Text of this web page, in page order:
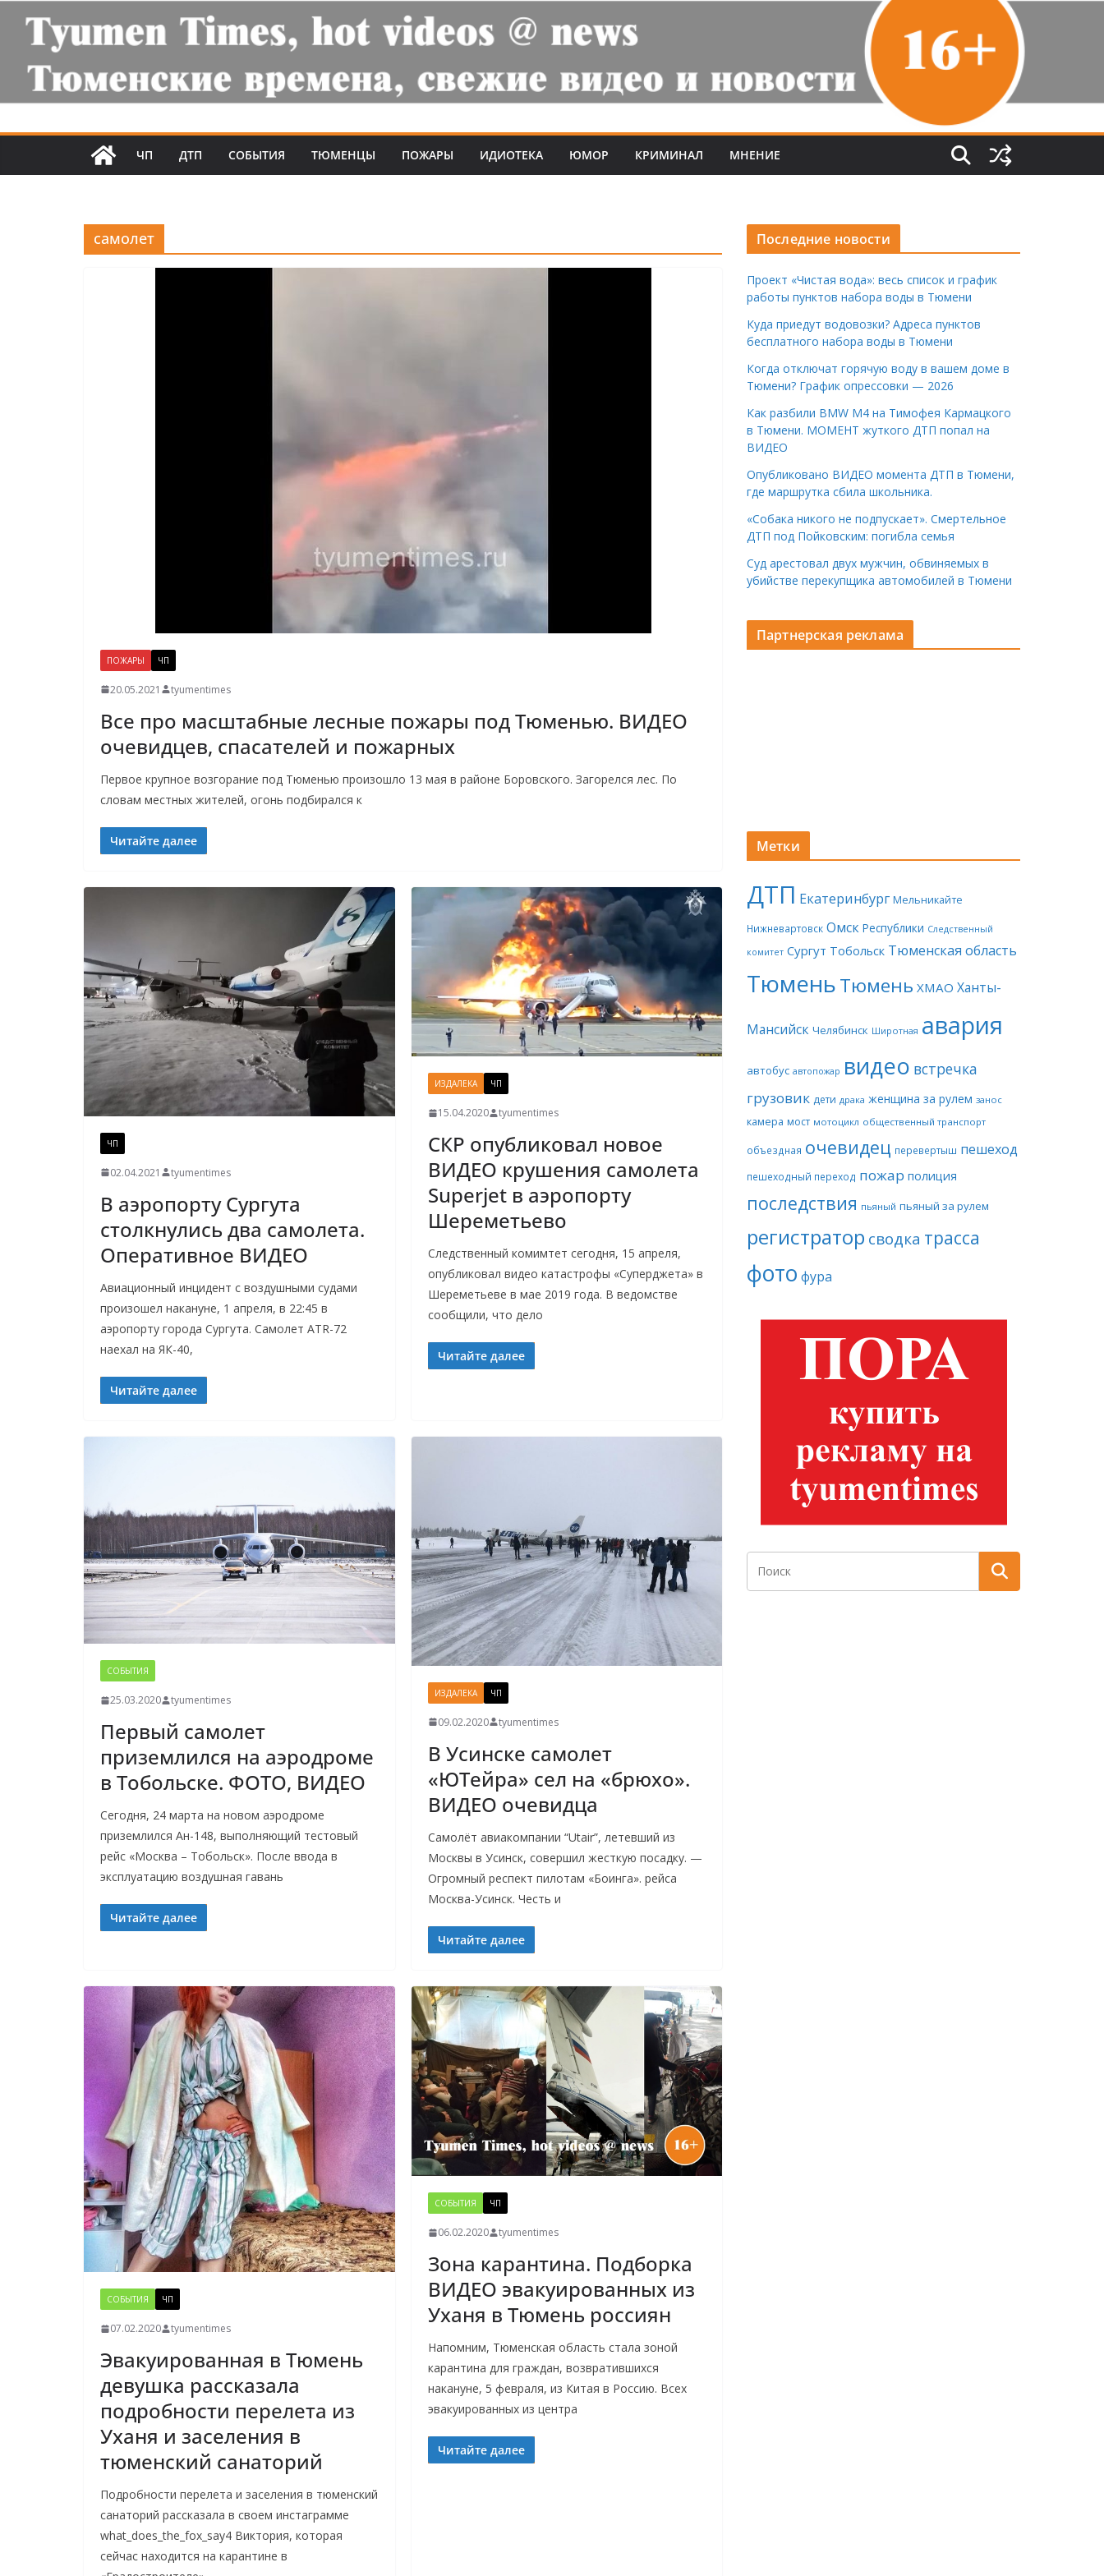
ЧП ДТП СОБЫТИЯ ТЮМЕНЦЫ ПОЖАРЫ ИДИОТЕКА ЮМОР КРИМИНАЛ МНЕНИЕ
самолет
ПОЖАРЫ ЧП
20.05.2021 tyumentimes
Все про масштабные лесные пожары под Тюменью. ВИДЕО
очевидцев, спасателей и пожарных
Первое крупное возгорание под Тюменью произошло 13 мая в районе Боровского. Загорелся лес. По
словам местных жителей, огонь подбирался к
Читайте далее
ЧП
02.04.2021 tyumentimes
В аэропорту Сургута
столкнулись два самолета.
Оперативное ВИДЕО
Авиационный инцидент с воздушными судами
произошел накануне, 1 апреля, в 22:45 в
аэропорту города Сургута. Самолет ATR-72
наехал на ЯК-40,
Читайте далее
ИЗДАЛЕКА ЧП
15.04.2020 tyumentimes
СКР опубликовал новое
ВИДЕО крушения самолета
Superjet в аэропорту
Шереметьево
Следственный комимтет сегодня, 15 апреля,
опубликовал видео катастрофы «Суперджета» в
Шереметьеве в мае 2019 года. В ведомстве
сообщили, что дело
Читайте далее
СОБЫТИЯ
25.03.2020 tyumentimes
Первый самолет
приземлился на аэродроме
в Тобольске. ФОТО, ВИДЕО
Сегодня, 24 марта на новом аэродроме
приземлился Ан-148, выполняющий тестовый
рейс «Москва – Тобольск». После ввода в
эксплуатацию воздушная гавань
Читайте далее
ИЗДАЛЕКА ЧП
09.02.2020 tyumentimes
В Усинске самолет
«ЮТейра» сел на «брюхо».
ВИДЕО очевидца
Самолёт авиакомпании “Utair”, летевший из
Москвы в Усинск, совершил жесткую посадку. —
Огромный респект пилотам «Боинга». рейса
Москва-Усинск. Честь и
Читайте далее
СОБЫТИЯ ЧП
07.02.2020 tyumentimes
Эвакуированная в Тюмень
девушка рассказала
подробности перелета из
Уханя и заселения в
тюменский санаторий
Подробности перелета и заселения в тюменский
санаторий рассказала в своем инстаграмме
what_does_the_fox_say4 Виктория, которая
сейчас находится на карантине в
СОБЫТИЯ ЧП
06.02.2020 tyumentimes
Зона карантина. Подборка
ВИДЕО эвакуированных из
Уханя в Тюмень россиян
Напомним, Тюменская область стала зоной
карантина для граждан, возвратившихся
накануне, 5 февраля, из Китая в Россию. Всех
эвакуированных из центра
Читайте далее
Последние новости
Проект «Чистая вода»: весь список и график
работы пунктов набора воды в Тюмени
Куда приедут водовозки? Адреса пунктов
бесплатного набора воды в Тюмени
Когда отключат горячую воду в вашем доме в
Тюмени? График опрессовки — 2026
Как разбили BMW M4 на Тимофея Кармацкого
в Тюмени. МОМЕНТ жуткого ДТП попал на
ВИДЕО
Опубликовано ВИДЕО момента ДТП в Тюмени,
где маршрутка сбила школьника.
«Собака никого не подпускает». Смертельное
ДТП под Пойковским: погибла семья
Суд арестовал двух мужчин, обвиняемых в
убийстве перекупщика автомобилей в Тюмени
Партнерская реклама
Метки
ДТП Екатеринбург Мельникайте
Нижневартовск Омск Республики Следственный
комитет Сургут Тобольск Тюменская область
ТюменьТюмень ХМАО Ханты-
Мансийск Челябинск Широтная авария
автобус автопожар видео встречка
грузовик дети драка женщина за рулем занос
камера мост мотоцикл общественный транспорт
объездная очевидец перевертыш пешеход
пешеходный переход пожар полиция
последствия пьяный пьяный за рулем
регистратор сводка трасса
фото фура